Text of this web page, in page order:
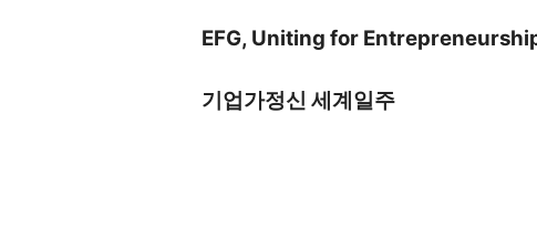
EFG, Uniting for
기업가정신 세계일주